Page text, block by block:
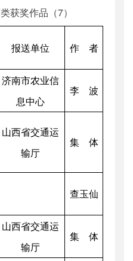
奖作品（7）
报送单位 作 者
济南市农业信
息中心
李 波
山西省交通运
输厅
集 体
查玉仙
山西省交通运
输厅
集 体